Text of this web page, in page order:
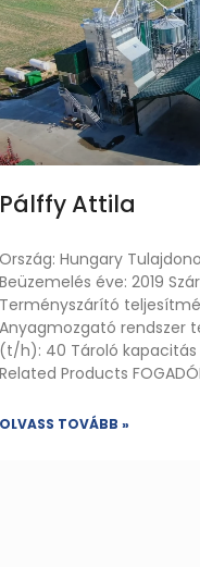
Pálffy Attila
Ország: Hungary
Beüzemelés éve: 2019
Terményszárító
Anyagmozgató rendszer
(t/h): 40 Tároló
Related Products
OLVASS TOVÁBB »